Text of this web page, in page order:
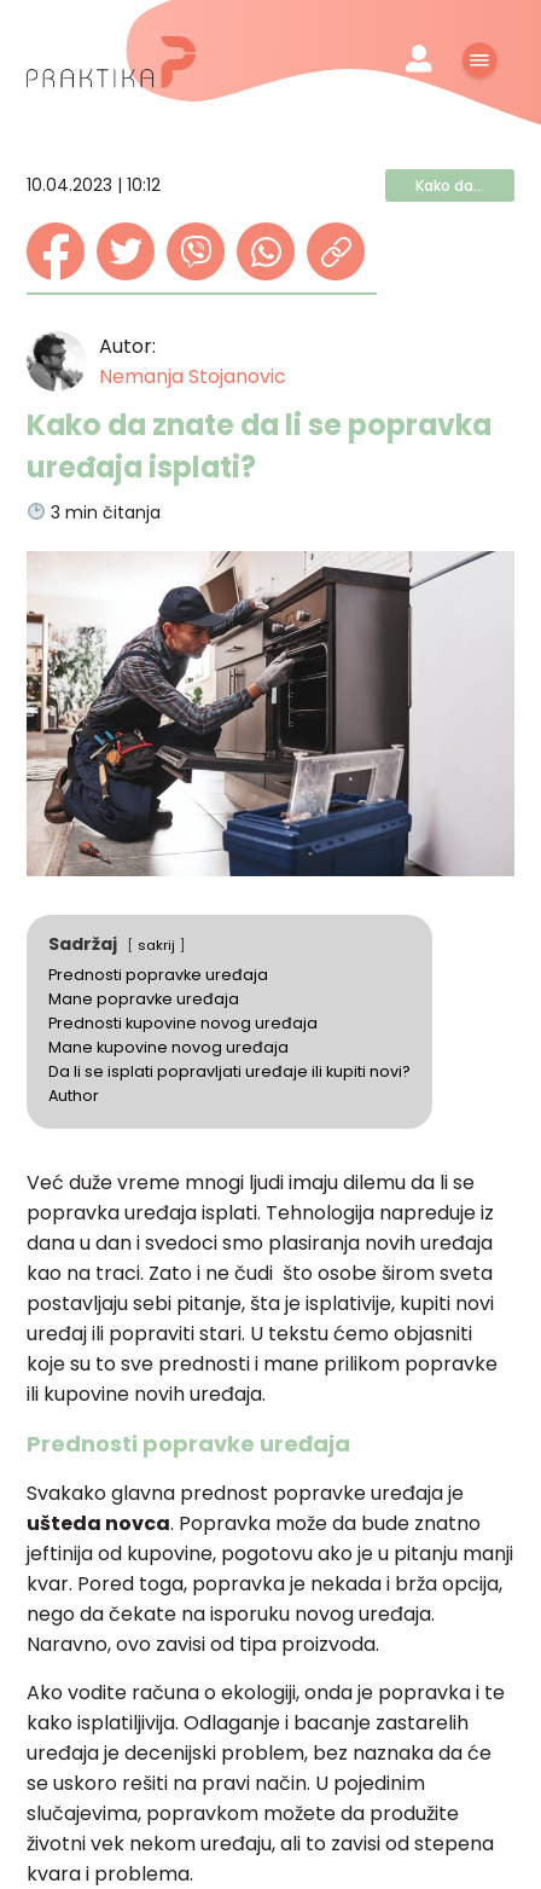
10.04.2023 | 10:12 Kako da...
Autor:
Nemanja Stojanovic
Kako da znate da li se popravka
uređaja isplati?
3 min čitanja
Sadržaj sakrij
Prednosti popravke uređaja
Mane popravke uređaja
Prednosti kupovine novog uređaja
Mane kupovine novog uređaja
Da li se isplati popravljati uređaje ili kupiti novi?
Author
Već duže vreme mnogi ljudi imaju dilemu da li se
popravka uređaja isplati. Tehnologija napreduje iz
dana u dan i svedoci smo plasiranja novih uređaja
kao na traci. Zato i ne čudi što osobe širom sveta
postavljaju sebi pitanje, šta je isplativije, kupiti novi
uređaj ili popraviti stari. U tekstu ćemo objasniti
koje su to sve prednosti i mane prilikom popravke
ili kupovine novih uređaja.
Prednosti popravke uređaja
Svakako glavna prednost popravke uređaja je
ušteda novca. Popravka može da bude znatno
jeftinija od kupovine, pogotovu ako je u pitanju manji
kvar. Pored toga, popravka je nekada i brža opcija,
nego da čekate na isporuku novog uređaja.
Naravno, ovo zavisi od tipa proizvoda.
Ako vodite računa o ekologiji, onda je popravka i te
kako isplatiljivija. Odlaganje i bacanje zastarelih
uređaja je decenijski problem, bez naznaka da će
se uskoro rešiti na pravi način. U pojedinim
slučajevima, popravkom možete da produžite
životni vek nekom uređaju, ali to zavisi od stepena
kvara i problema.